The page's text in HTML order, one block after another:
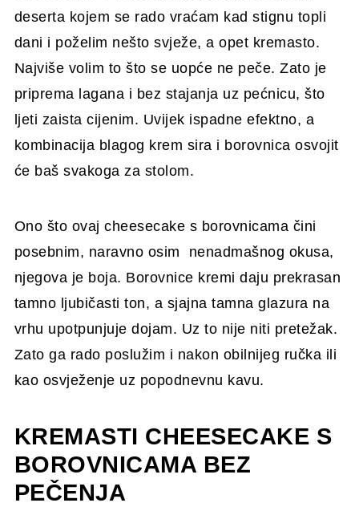
deserta kojem se rado vraćam kad stignu topli
dani i poželim nešto svježe, a opet kremasto.
Najviše volim to što se uopće ne peče. Zato je
priprema lagana i bez stajanja uz pećnicu, što
ljeti zaista cijenim. Uvijek ispadne efektno, a
kombinacija blagog krem sira i borovnica osvojit
će baš svakoga za stolom.
Ono što ovaj cheesecake s borovnicama čini
posebnim, naravno osim nenadmašnog okusa,
njegova je boja. Borovnice kremi daju prekrasan
tamno ljubičasti ton, a sjajna tamna glazura na
vrhu upotpunjuje dojam. Uz to nije niti pretežak.
Zato ga rado poslužim i nakon obilnijeg ručka ili
kao osvježenje uz popodnevnu kavu.
KREMASTI CHEESECAKE S
BOROVNICAMA BEZ
PEČENJA